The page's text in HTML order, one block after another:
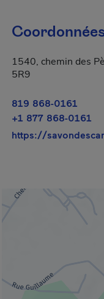
1540, chemin des
5R9
819 868-0161
+1 877 868-0161
https://